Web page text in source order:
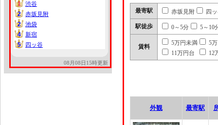
1
1
渋谷
2
2
赤坂見附
2
2
池袋
4
4
新宿
5
5 四ッ谷
08月08日15時更新
最寄駅 赤坂見附 四
駅徒歩 0～5分 5～10
賃料
5万円未満
5
11万円台
12
外観 最寄駅